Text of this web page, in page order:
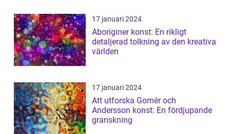
17 januari 2024
Aboriginer konst: En rikligt
detaljerad tolkning av den kreativa
världen
17 januari 2024
Att utforska Gomér och
Andersson konst: En fördjupande
granskning